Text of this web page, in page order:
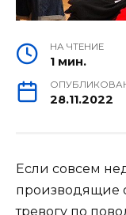
НА ЧТЕНИЕ
1 мин.
28.11.2022
Если совсем
производящие
тревогу по